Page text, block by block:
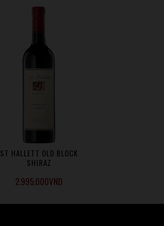
ST HALLETT OLD BLOCK
SHIRAZ
2.995.000VND